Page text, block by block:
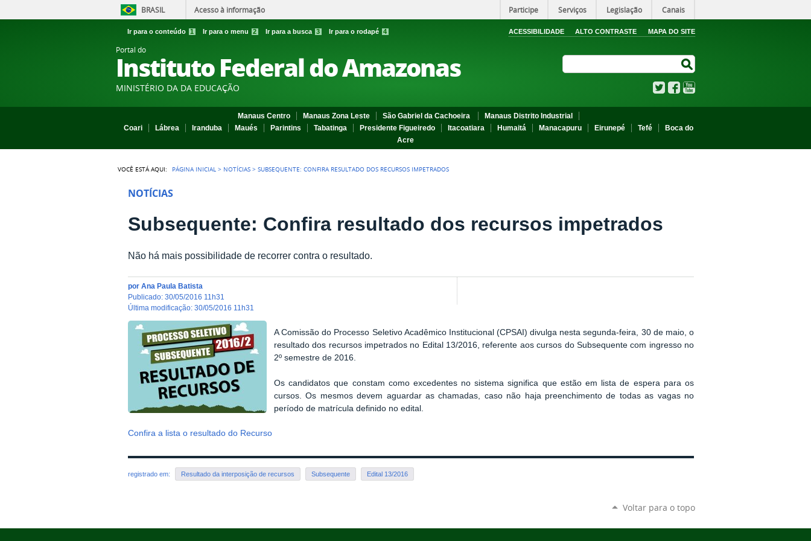
BRASIL Acesso à informação Participe Serviços Legislação Canais
Ir para o conteúdo 1 Ir para o menu 2 Ir para a busca 3 Ir para o rodapé 4 ACESSIBILIDADE ALTO CONTRASTE MAPA DO SITE
Portal do
Instituto Federal do Amazonas
MINISTÉRIO DA DA EDUCAÇÃO TwitterFacebook
Manaus Centro Manaus Zona Leste São Gabriel da Cachoeira
Manaus Distrito Industrial
Coari
Lábrea Iranduba Maués Parintins Tabatinga Presidente Figueiredo Itacoatiara Humaitá Manacapuru Eirunepé Tefé
Boca do
Acre
VOCÊ ESTÁ AQUI: PÁGINA INICIAL > NOTÍCIAS >SUBSEQUENTE: CONFIRA RESULTADO DOS RECURSOS IMPETRADOS
NOTÍCIAS
Subsequente: Confira resultado dos recursos impetrados
Não há mais possibilidade de recorrer contra o resultado.
por Ana Paula Batista
publicado: 30/05/2016 11h31
última modificação: 30/05/2016 11h31
A Comissão do Processo Seletivo Acadêmico Institucional (CPSAI) divulga nesta segunda-feira, 30 de maio, o
resultado dos recursos impetrados no Edital 13/2016, referente aos cursos do Subsequente com ingresso no
2º semestre de 2016.
Os candidatos que constam como excedentes no sistema significa que estão em lista de espera para os
cursos. Os mesmos devem aguardar as chamadas, caso não haja preenchimento de todas as vagas no
período de matrícula definido no edital.
Confira a lista o resultado do Recurso
registrado em: Resultado da interposição de recursos Subsequente Edital 13/2016
Voltar para o topo